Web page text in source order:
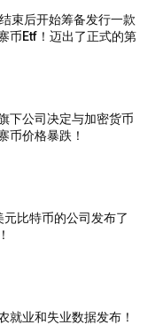
束后开始筹备发行一款
币Etf！迈出了正式的第
下公司决定与加密货币
币价格暴跌！
比特币的公司发布了
就业和失业数据发布！